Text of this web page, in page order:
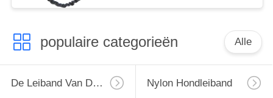
populaire categorieën Alle
De Leiband Van De Honduitrusting Nylon Hondleiband